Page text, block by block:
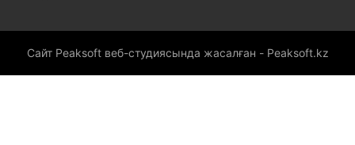
Сайт Peaksoft веб-студиясында жасалған - Peaksoft.kz